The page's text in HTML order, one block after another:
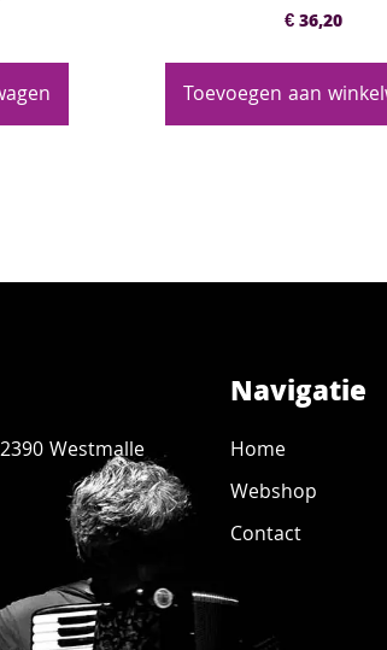
€36,20
Toevoegen aan
Westmalle
Navigatie
Home
Webshop
Contact